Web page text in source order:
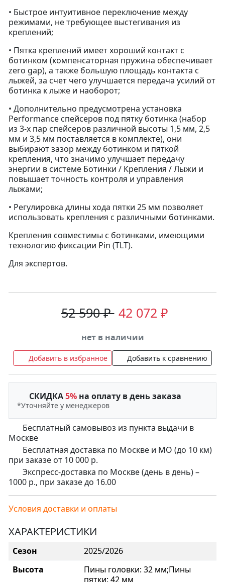
• Быстрое интуитивное переключение между
режимами, не требующее выстегивания из
креплений;
• Пятка креплений имеет хороший контакт с
ботинком (компенсаторная пружина обеспечивает
zero gap), а также большую площадь контакта с
лыжей, за счет чего улучшается передача усилий от
ботинка к лыже и наоборот;
• Дополнительно предусмотрена установка
Performance спейсеров под пятку ботинка (набор
из 3-х пар спейсеров различной высоты 1,5 мм, 2,5
мм и 3,5 мм поставляется в комплекте), они
выбирают зазор между ботинком и пяткой
крепления, что значимо улучшает передачу
энергии в системе Ботинки / Крепления / Лыжи и
повышает точность контроля и управления
лыжами;
• Регулировка длины хода пятки 25 мм позволяет
использовать крепления с различными ботинками.
Крепления совместимы с ботинками, имеющими
технологию фиксации Pin (TLT).
Для экспертов.
52 590 ₽ 42 072 ₽
нет в наличии
Добавить в избранное Добавить к сравнению
СКИДКА5% на оплату в день заказа
*Уточняйте у менеджеров
Бесплатный самовывоз из пункта выдачи в
Москве
Бесплатная доставка по Москве и МО (до 10 км)
при заказе от 10 000 р.
Экспресс-доставка по Москве (день в день) –
1000 р., при заказе до 16.00
Условия доставки и оплаты
ХАРАКТЕРИСТИКИ
Сезон
2025/2026
Высота
Пины головки: 32 мм;Пины
пятки: 42 мм